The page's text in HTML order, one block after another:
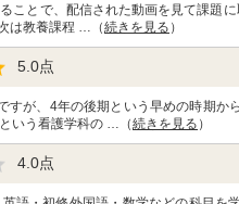
ことで、配信された動画を見て課題
は教養課程 …（続きを見る ）
5.0点
すが、4年の後期という早めの時期か
いう看護学科の …（続きを見る ）
4.0点